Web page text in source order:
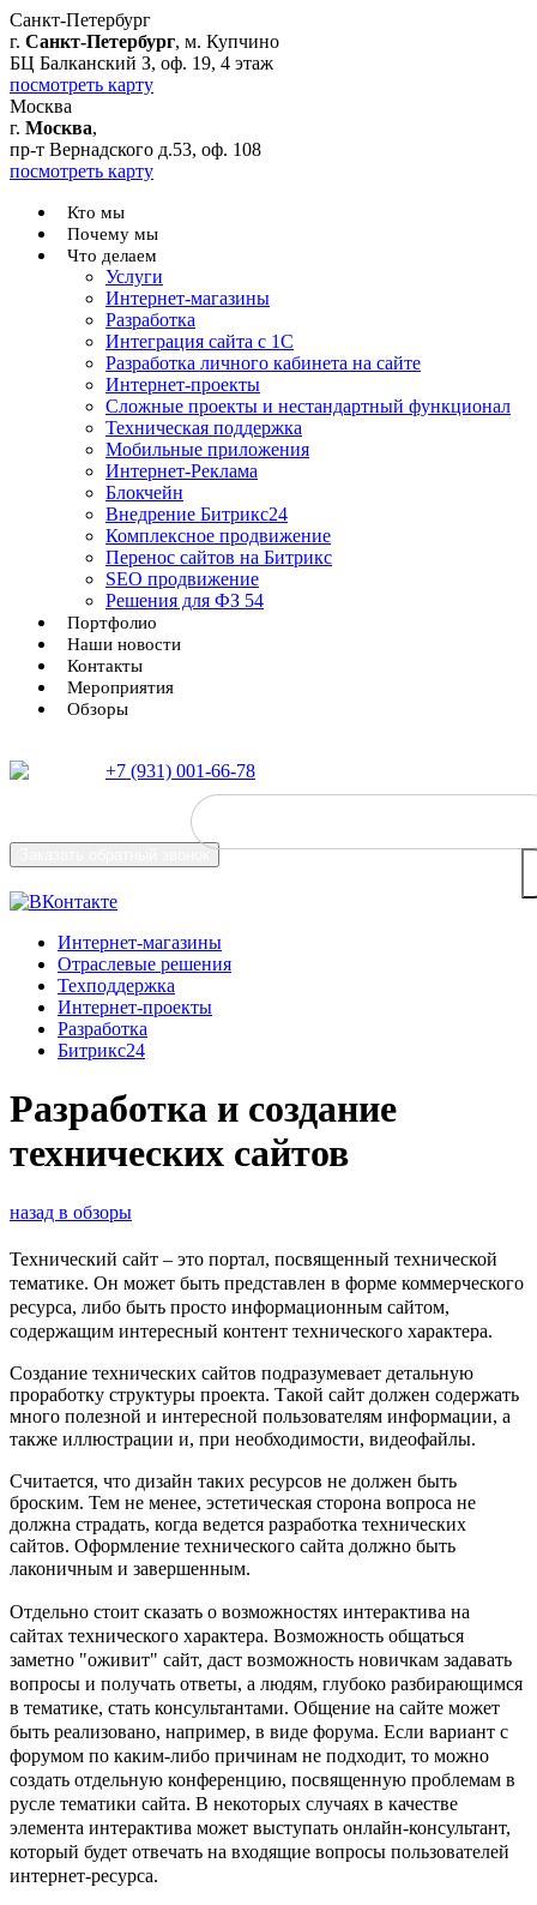
Санкт-Петербург
г. Санкт-Петербург, м. Купчино
БЦ Балканский З, оф. 19, 4 этаж
посмотреть карту
Москва
г. Москва,
пр-т Вернадского д.53, оф. 108
посмотреть карту
Кто мы
Почему мы
Что делаем
Услуги
Интернет-магазины
Разработка
Интеграция сайта с 1С
Разработка личного кабинета на сайте
Интернет-проекты
Сложные проекты и нестандартный функционал
Teхническая поддержка
Мобильные приложения
Интернет-Реклама
Блокчейн
Внедрение Битрикс24
Комплексное продвижение
Перенос сайтов на Битрикс
SEO продвижение
Решения для ФЗ 54
Портфолио
Наши новости
Контакты
Мероприятия
Обзоры
+7 (931) 001-66-78
Интернет-магазины
Отраслевые решения
Техподдержка
Интернет-проекты
Разработка
Битрикс24
Разработка и создание
технических сайтов
назад в обзоры
Технический сайт – это портал, посвященный технической
тематике. Он может быть представлен в форме коммерческого
ресурса, либо быть просто информационным сайтом,
содержащим интересный контент технического характера.
Создание технических сайтов подразумевает детальную
проработку структуры проекта. Такой сайт должен содержать
много полезной и интересной пользователям информации, а
также иллюстрации и, при необходимости, видеофайлы.
Считается, что дизайн таких ресурсов не должен быть
броским. Тем не менее, эстетическая сторона вопроса не
должна страдать, когда ведется разработка технических
сайтов. Оформление технического сайта должно быть
лаконичным и завершенным.
Отдельно стоит сказать о возможностях интерактива на
сайтах технического характера. Возможность общаться
заметно "оживит" сайт, даст возможность новичкам задавать
вопросы и получать ответы, а людям, глубоко разбирающимся
в тематике, стать консультантами. Общение на сайте может
быть реализовано, например, в виде форума. Если вариант с
форумом по каким-либо причинам не подходит, то можно
создать отдельную конференцию, посвященную проблемам в
русле тематики сайта. В некоторых случаях в качестве
элемента интерактива может выступать онлайн-консультант,
который будет отвечать на входящие вопросы пользователей
интернет-ресурса.